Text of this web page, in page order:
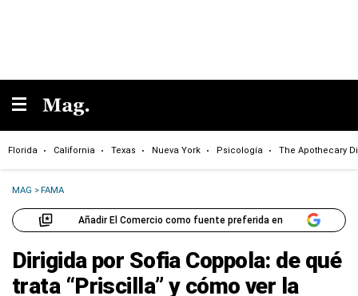
Florida California Texas Nueva York Psicología The Apothecary
MAG >FAMA
Añadir El Comercio como fuente preferida en
Dirigida por Sofia Coppola: de qué
trata “Priscilla” y cómo ver la